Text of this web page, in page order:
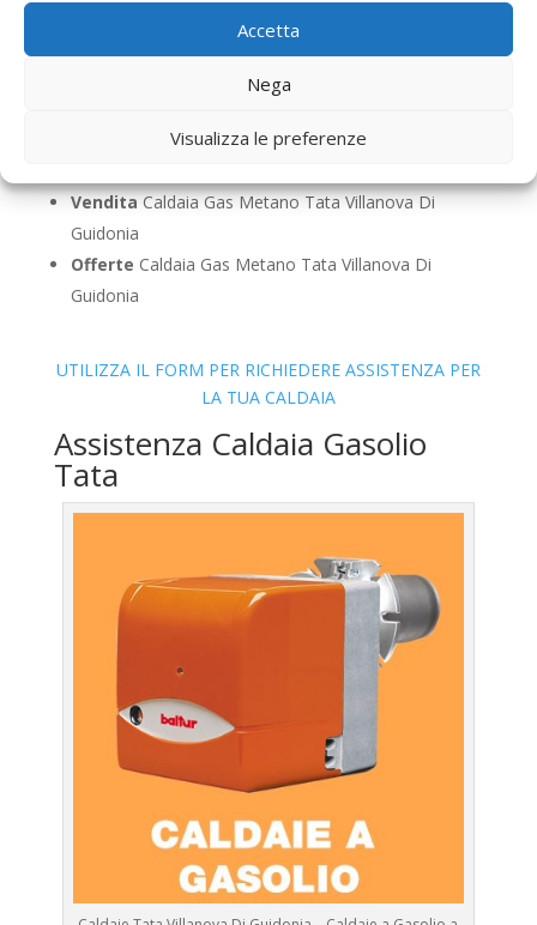
Accetta
Nega
Visualizza le preferenze
Caldaia Gas Metano Tata Villanova
Caldaia Gas Metano Tata Villanova Di
VenditaCaldaia Gas Metano Tata Villanova Di
Guidonia
Offerte Caldaia Gas Metano Tata Villanova Di
Guidonia
UTILIZZA IL FORM PER RICHIEDERE ASSISTENZA PER
LA TUA CALDAIA
Assistenza Caldaia Gasolio
Tata